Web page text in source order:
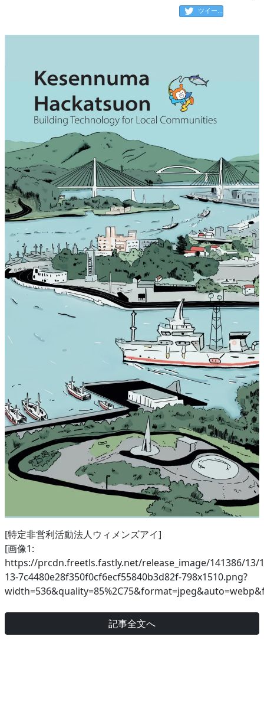
ツイート
[特定非営利活動法人ウィメンズアイ]
[画像1:
https://prcdn.freetls.fastly.net/release_image/141386/13/
13-7c4480e28f350f0cf6ecf55840b3d82f-798x1510.png?
記事全文へ